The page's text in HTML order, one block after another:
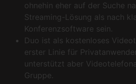
ohnehin eher auf der Suche
Streaming-Lösung als nach
Konferenzsoftware sein.
Duo ist als kostenloses
erster Linie für
unterstützt aber
Gruppe.